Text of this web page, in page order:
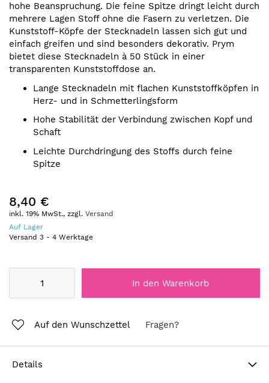
hohe Beanspruchung. Die feine Spitze dringt leicht durch
mehrere Lagen Stoff ohne die Fasern zu verletzen. Die
Kunststoff-Köpfe der Stecknadeln lassen sich gut und
einfach greifen und sind besonders dekorativ. Prym
bietet diese Stecknadeln à 50 Stück in einer
transparenten Kunststoffdose an.
Lange Stecknadeln mit flachen Kunststoffköpfen in
Herz- und in Schmetterlingsform
Hohe Stabilität der Verbindung zwischen Kopf und
Schaft
Leichte Durchdringung des Stoffs durch feine
Spitze
8,40 €
inkl. 19% MwSt., zzgl. Versand
Auf Lager
Versand 3 - 4 Werktage
In den Warenkorb
Auf den Wunschzettel Fragen?
Details